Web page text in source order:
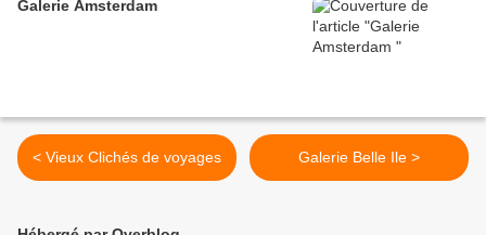
Galerie Amsterdam
< Vieux Clichés de voyages Galerie Belle Ile >